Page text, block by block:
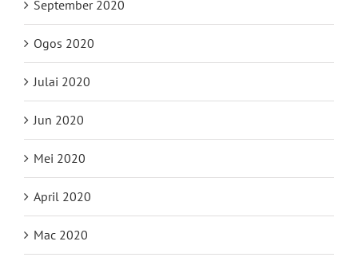
September 2020
Ogos 2020
Julai 2020
Jun 2020
Mei 2020
April 2020
Mac 2020